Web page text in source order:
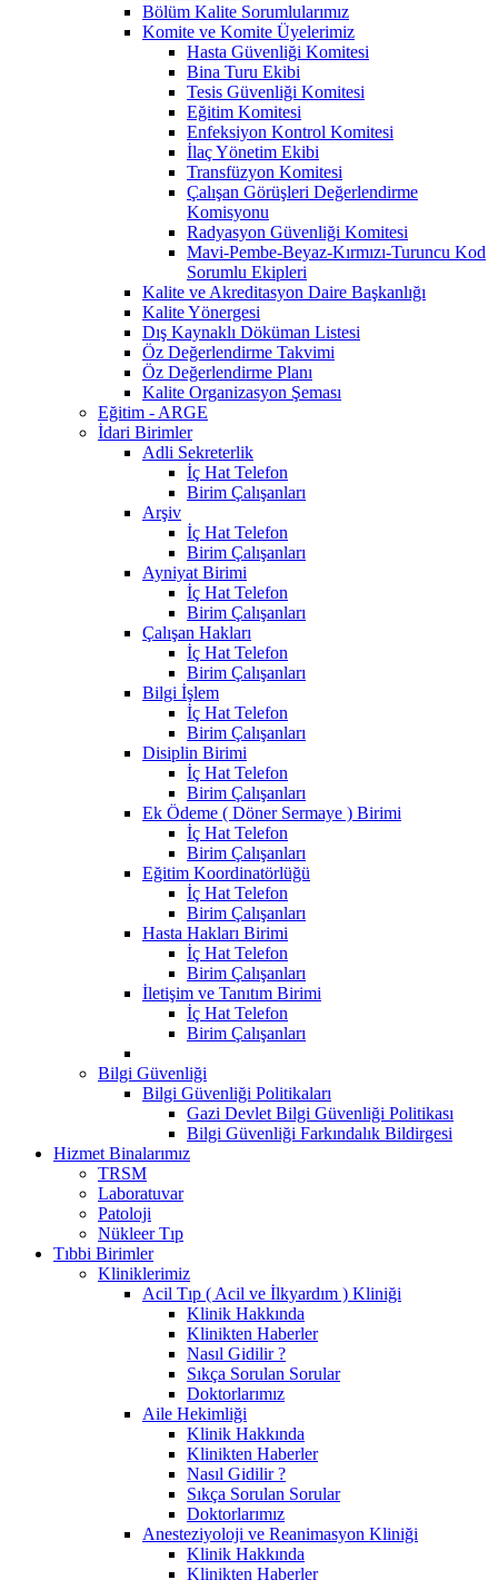
Bölüm Kalite Sorumlularımız
Komite ve Komite Üyelerimiz
Hasta Güvenliği Komitesi
Bina Turu Ekibi
Tesis Güvenliği Komitesi
Eğitim Komitesi
Enfeksiyon Kontrol Komitesi
İlaç Yönetim Ekibi
Transfüzyon Komitesi
Çalışan Görüşleri Değerlendirme
Komisyonu
Radyasyon Güvenliği Komitesi
Mavi-Pembe-Beyaz-Kırmızı-Turuncu Kod
Sorumlu Ekipleri
Kalite ve Akreditasyon Daire Başkanlığı
Kalite Yönergesi
Dış Kaynaklı Döküman Listesi
Öz Değerlendirme Takvimi
Öz Değerlendirme Planı
Kalite Organizasyon Şeması
Eğitim - ARGE
İdari Birimler
Adli Sekreterlik
İç Hat Telefon
Birim Çalışanları
Arşiv
İç Hat Telefon
Birim Çalışanları
Ayniyat Birimi
İç Hat Telefon
Birim Çalışanları
Çalışan Hakları
İç Hat Telefon
Birim Çalışanları
Bilgi İşlem
İç Hat Telefon
Birim Çalışanları
Disiplin Birimi
İç Hat Telefon
Birim Çalışanları
Ek Ödeme ( Döner Sermaye ) Birimi
İç Hat Telefon
Birim Çalışanları
Eğitim Koordinatörlüğü
İç Hat Telefon
Birim Çalışanları
Hasta Hakları Birimi
İç Hat Telefon
Birim Çalışanları
İletişim ve Tanıtım Birimi
İç Hat Telefon
Birim Çalışanları
Bilgi Güvenliği
Bilgi Güvenliği Politikaları
Gazi Devlet Bilgi Güvenliği Politikası
Bilgi Güvenliği Farkındalık Bildirgesi
Hizmet Binalarımız
TRSM
Laboratuvar
Patoloji
Nükleer Tıp
Tıbbi Birimler
Kliniklerimiz
Acil Tıp ( Acil ve İlkyardım ) Kliniği
Klinik Hakkında
Klinikten Haberler
Nasıl Gidilir ?
Sıkça Sorulan Sorular
Doktorlarımız
Aile Hekimliği
Klinik Hakkında
Klinikten Haberler
Nasıl Gidilir ?
Sıkça Sorulan Sorular
Doktorlarımız
Anesteziyoloji ve Reanimasyon Kliniği
Klinik Hakkında
Klinikten Haberler